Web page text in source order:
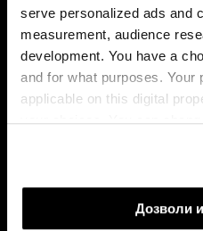
serve personalized ads and
measurement, audience
development. You have a
and for what purposes.
applicable on this digital
your choices. You can
If you allow, we would also
Дозволи
мерки за ценовна